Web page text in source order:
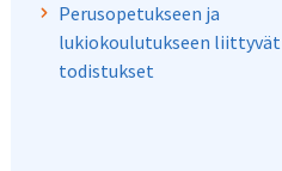
Perusopetukseen ja
lukiokoulutukseen liittyvät
todistukset